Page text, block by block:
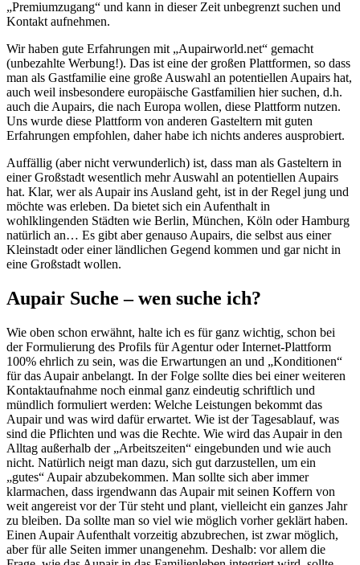
„Premiumzugang“ und kann in dieser Zeit unbegrenzt suchen und
Kontakt aufnehmen.
Wir haben gute Erfahrungen mit „Aupairworld.net“ gemacht
(unbezahlte Werbung!). Das ist eine der großen Plattformen, so dass
man als Gastfamilie eine große Auswahl an potentiellen Aupairs hat,
auch weil insbesondere europäische Gastfamilien hier suchen, d.h.
auch die Aupairs, die nach Europa wollen, diese Plattform nutzen.
Uns wurde diese Plattform von anderen Gasteltern mit guten
Erfahrungen empfohlen, daher habe ich nichts anderes ausprobiert.
Auffällig (aber nicht verwunderlich) ist, dass man als Gasteltern in
einer Großstadt wesentlich mehr Auswahl an potentiellen Aupairs
hat. Klar, wer als Aupair ins Ausland geht, ist in der Regel jung und
möchte was erleben. Da bietet sich ein Aufenthalt in
wohlklingenden Städten wie Berlin, München, Köln oder Hamburg
natürlich an… Es gibt aber genauso Aupairs, die selbst aus einer
Kleinstadt oder einer ländlichen Gegend kommen und gar nicht in
eine Großstadt wollen.
Aupair Suche – wen suche ich?
Wie oben schon erwähnt, halte ich es für ganz wichtig, schon bei
der Formulierung des Profils für Agentur oder Internet-Plattform
100% ehrlich zu sein, was die Erwartungen an und „Konditionen“
für das Aupair anbelangt. In der Folge sollte dies bei einer weiteren
Kontaktaufnahme noch einmal ganz eindeutig schriftlich und
mündlich formuliert werden: Welche Leistungen bekommt das
Aupair und was wird dafür erwartet. Wie ist der Tagesablauf, was
sind die Pflichten und was die Rechte. Wie wird das Aupair in den
Alltag außerhalb der „Arbeitszeiten“ eingebunden und wie auch
nicht. Natürlich neigt man dazu, sich gut darzustellen, um ein
„gutes“ Aupair abzubekommen. Man sollte sich aber immer
klarmachen, dass irgendwann das Aupair mit seinen Koffern von
weit angereist vor der Tür steht und plant, vielleicht ein ganzes Jahr
zu bleiben. Da sollte man so viel wie möglich vorher geklärt haben.
Einen Aupair Aufenthalt vorzeitig abzubrechen, ist zwar möglich,
aber für alle Seiten immer unangenehm. Deshalb: vor allem die